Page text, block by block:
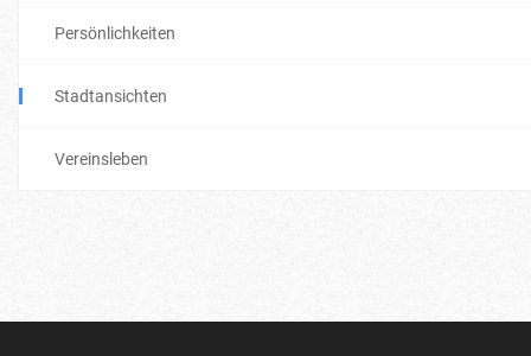
Persönlichkeiten
Stadtansichten
Vereinsleben